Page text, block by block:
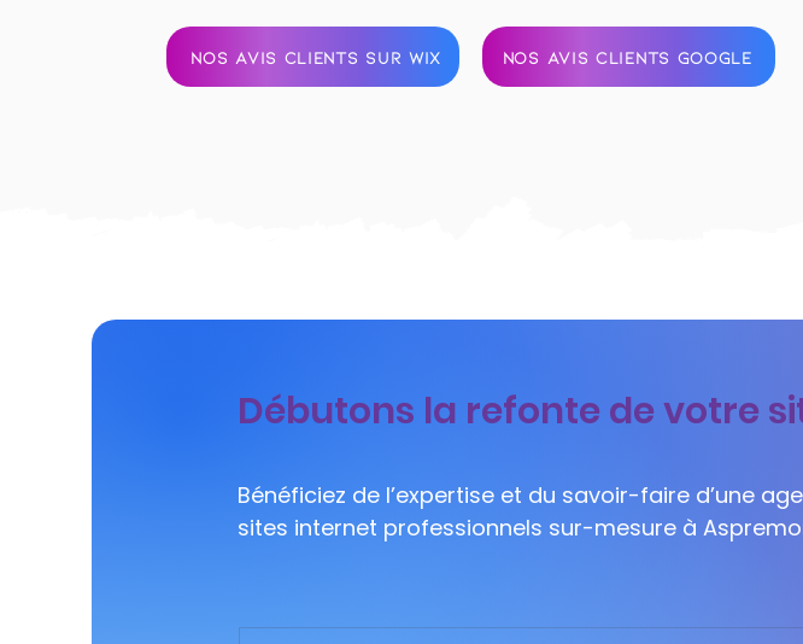
NOS AVIS CLIENTS SUR WIX NOS AVIS CLIENTS GOOGLE
Débutons la refonte de votre
Bénéficiez de l’expertise et du savoir-faire d’une
sites internet professionnels sur-mesure à